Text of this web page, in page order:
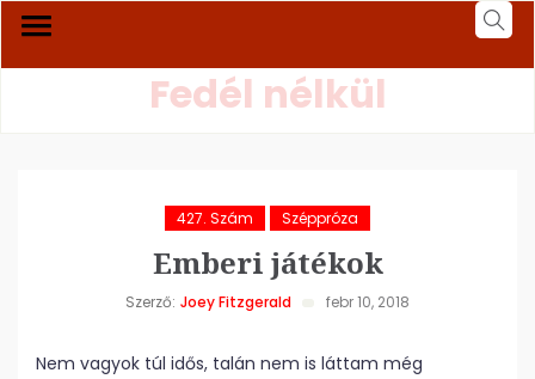
Fedél nélkül
427. Szám Széppróza
Emberi játékok
Szerző: Joey Fitzgerald febr 10, 2018
Nem vagyok túl idős, talán nem is láttam még